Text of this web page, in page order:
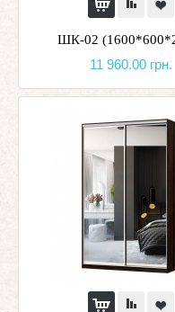
ШК-02
11 960.00 грн.